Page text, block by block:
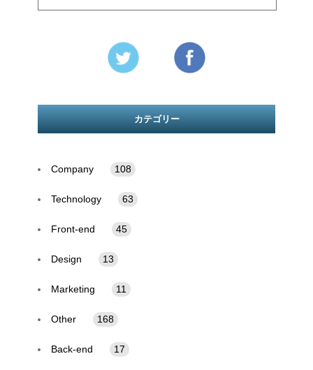
カテゴリー
Company 108
Technology 63
Front-end 45
Design 13
Marketing 11
Other 168
Back-end 17